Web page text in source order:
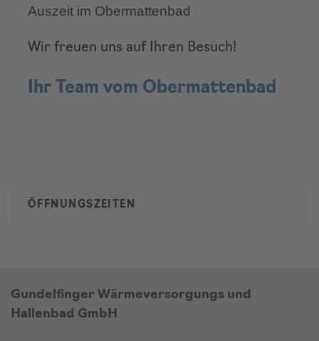
Auszeit im Obermattenbad
Wir freuen uns auf Ihren Besuch!
Ihr Team vom Obermattenbad
ÖFFNUNGSZEITEN
Gundelfinger Wärmeversorgungs und
Hallenbad GmbH